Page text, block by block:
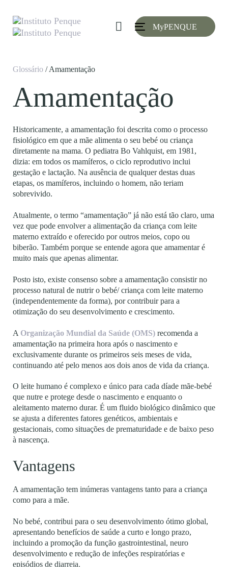
links to
primary
navigation
content
Toggle
MyPENQUE
Glossário / Amamentação
Amamentação
Historicamente, a amamentação foi descrita como o processo
fisiológico em que a mãe alimenta o seu bebé ou criança
diretamente na mama. O pediatra Bo Vahlquist, em 1981,
dizia: em todos os mamíferos, o ciclo reprodutivo inclui
gestação e lactação. Na ausência de qualquer destas duas
etapas, os mamíferos, incluindo o homem, não teriam
sobrevivido.
Atualmente, o termo “amamentação” já não está tão claro, uma
vez que pode envolver a alimentação da criança com leite
materno extraído e oferecido por outros meios, copo ou
biberão. Também porque se entende agora que amamentar é
muito mais que apenas alimentar.
Posto isto, existe consenso sobre a amamentação consistir no
processo natural de nutrir o bebé/ criança com leite materno
(independentemente da forma), por contribuir para a
otimização do seu desenvolvimento e crescimento.
A Organização Mundial da Saúde (OMS) recomenda a
amamentação na primeira hora após o nascimento e
exclusivamente durante os primeiros seis meses de vida,
continuando até pelo menos aos dois anos de vida da criança.
O leite humano é complexo e único para cada díade mãe-bebé
que nutre e protege desde o nascimento e enquanto o
aleitamento materno durar. É um fluido biológico dinâmico que
se ajusta a diferentes fatores genéticos, ambientais e
gestacionais, como situações de prematuridade e de baixo peso
à nascença.
Vantagens
A amamentação tem inúmeras vantagens tanto para a criança
como para a mãe.
No bebé, contribui para o seu desenvolvimento ótimo global,
apresentando benefícios de saúde a curto e longo prazo,
incluindo a promoção da função gastrointestinal, neuro
desenvolvimento e redução de infeções respiratórias e
episódios de diarreia.